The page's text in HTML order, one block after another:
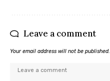
Leave a comment
Your email address will not be published.